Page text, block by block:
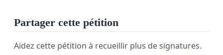
Partager cette pétition
Aidez cette pétition à recueillir plus de signatures.